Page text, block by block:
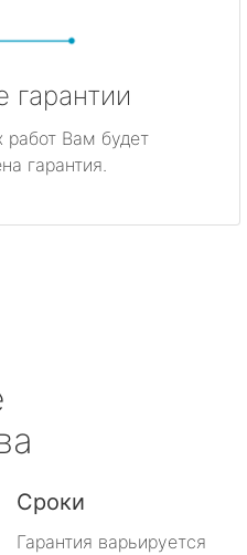
гарантии
работ Вам будет
гарантия.
Сроки
Гарантия варьируется